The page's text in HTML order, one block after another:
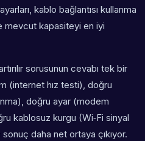
kablo bağlantısı kullanma
mevcut kapasiteyi en iyi
sorusunun cevabı tek bir
(internet hız testi), doğru
doğru ayar (modem
kablosuz kurgu (Wi‑Fi sinyal
daha net ortaya çıkıyor.